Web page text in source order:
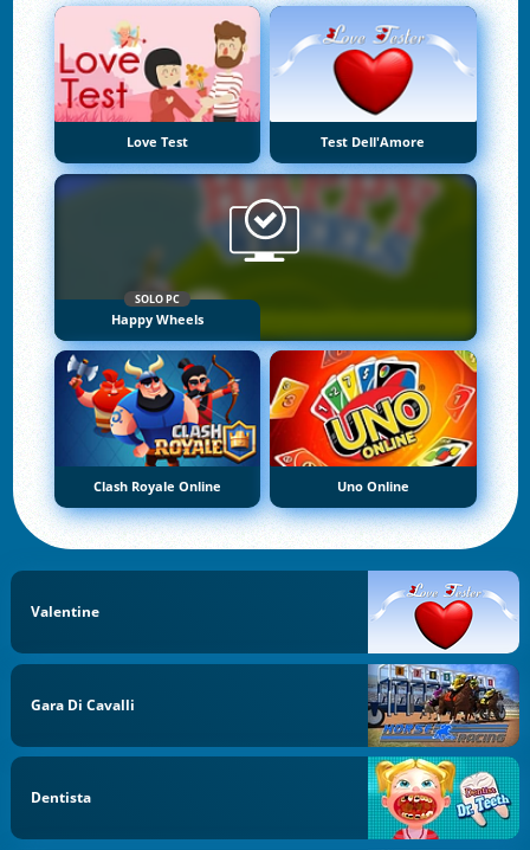
Love Test Test Dell'Amore
SOLO PC
Happy Wheels
Clash Royale Online Uno Online
Valentine
Gara Di Cavalli
Dentista